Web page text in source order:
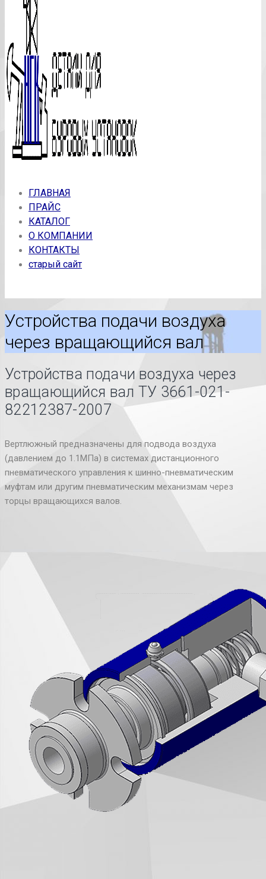
ГЛАВНАЯ
ПРАЙС
КАТАЛОГ
О КОМПАНИИ
КОНТАКТЫ
старый сайт
Устройства подачи воздуха
через вращающийся вал
Устройства подачи воздуха через
вращающийся вал ТУ 3661-021-
82212387-2007
Вертлюжный предназначены для подвода воздуха
(давлением до 1.1МПа) в системах дистанционного
пневматического управления к шинно-пневматическим
муфтам или другим пневматическим механизмам через
торцы вращающихся валов.